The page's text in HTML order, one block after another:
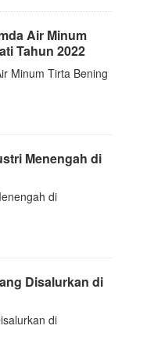
Air Minum
Tahun 2022
Minum Tirta Bening
Menengah di
di
Disalurkan di
di